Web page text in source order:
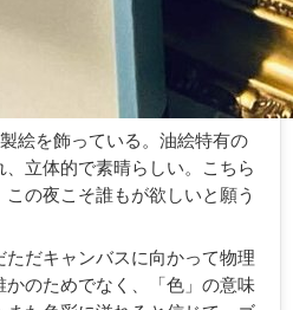
絵を飾っている。油絵特有の
立体的で素晴らしい。こちら
の夜こそ誰もが欲しいと願う
だキャンバスに向かって物理
のためでなく、「色」の意味